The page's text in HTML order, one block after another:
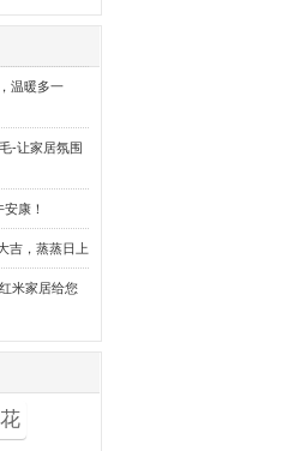
温暖多一
-让家居氛围
康！
吉，蒸蒸日上
米家居给您